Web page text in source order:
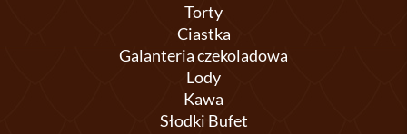
Torty
Ciastka
Galanteria czekoladowa
Lody
Kawa
Słodki Bufet